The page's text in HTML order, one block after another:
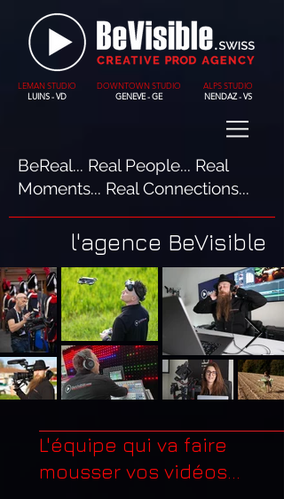
LEMAN STUDIO
LUINS - VD
DOWNTOWN STUDIO
GENEVE - GE
ALPS STUDIO
NENDAZ - VS
BeReal... Real People... Real
Moments... Real Connections...
l'agence BeVisible
L'équipe qui va faire
mousser vos vidéos...